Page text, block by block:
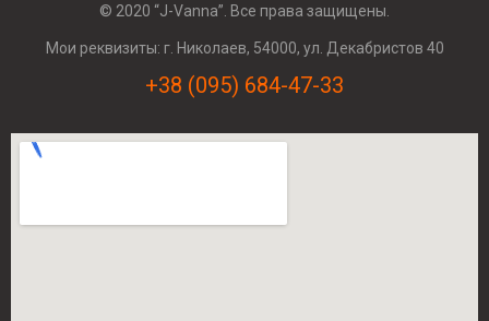
© 2020 “J-Vanna”. Все права защищены.
Мои реквизиты: г. Николаев, 54000, ул. Декабристов 40
+38 (095) 684-47-33